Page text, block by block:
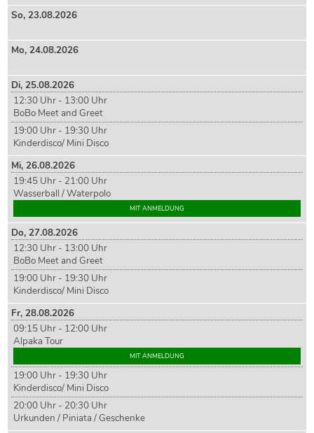
So,23.08.2026
Mo,24.08.2026
Di,25.08.2026
12:30 Uhr - 13:00 Uhr
BoBo Meet and Greet
19:00 Uhr - 19:30 Uhr
Kinderdisco/ Mini Disco
Mi,26.08.2026
19:45 Uhr - 21:00 Uhr
Wasserball / Waterpolo
MIT ANMELDUNG
Do,27.08.2026
12:30 Uhr - 13:00 Uhr
BoBo Meet and Greet
19:00 Uhr - 19:30 Uhr
Kinderdisco/ Mini Disco
Fr,28.08.2026
09:15 Uhr - 12:00 Uhr
Alpaka Tour
MIT ANMELDUNG
19:00 Uhr - 19:30 Uhr
Kinderdisco/ Mini Disco
20:00 Uhr - 20:30 Uhr
Urkunden / Piniata / Geschenke